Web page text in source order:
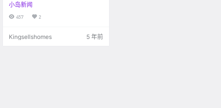
境！
产投资，开发和管理的公司，领导
着北美一些最大且最令人兴奋的项
70万平方英尺的商业空.
小岛新闻
457 2
Kingsellshomes 5 年前